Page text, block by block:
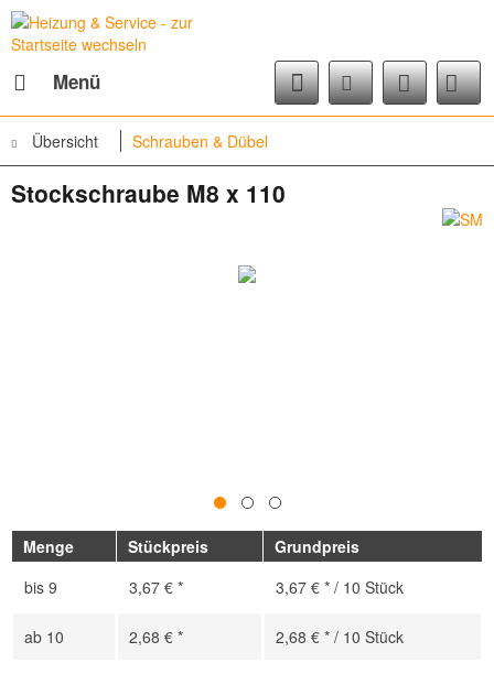
Menü
Übersicht Schrauben & Dübel
Stockschraube M8 x 110
Menge Stückpreis
Grundpreis
bis 9 3,67 € * 3,67 € * / 10 Stück
ab 10 2,68 € * 2,68 € * / 10 Stück